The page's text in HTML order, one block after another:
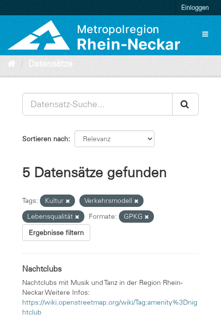
zum
Einloggen
Datensätze
Sortieren nach
5 Datensätze gefunden
Tags: Kultur
Verkehrsmodell
Lebensqualität
Formate:
GPKG
Ergebnisse filtern
Nachtclubs
Nachtclubs mit Musik und Tanz in der Region Rhein-
Neckar Weitere Infos:
https://wiki.openstreetmap.org/wiki/Tag:amenity%3Dnig
htclub